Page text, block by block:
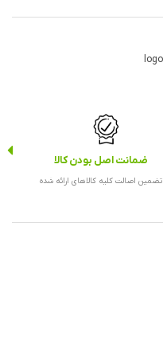
ضمانت اصل بودن کالا
تضمین اصالت کلیه کالاهای ارائه شده